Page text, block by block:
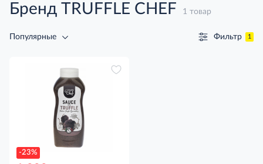
Бренд TRUFFLE CHEF 1 товар
Популярные Фильтр 1
-23%